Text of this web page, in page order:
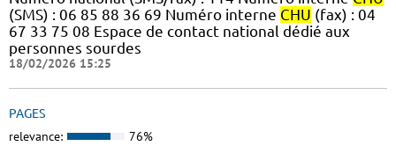
(SMS) : 06 85 88 36 69 Numéro interne CHU (fax) : 04
67 33 75 08 Espace de contact national dédié aux
personnes sourdes
18/02/2026 15:25
PAGES
relevance: 76%